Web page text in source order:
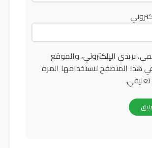
بريدي الإلكتروني، والموقع
هذا المتصفح لاستخدامها المرة